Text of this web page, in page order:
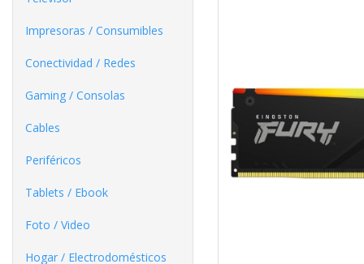
Impresoras / Consumibles
Conectividad / Redes
Gaming / Consolas
Cables
Periféricos
Tablets / Ebook
Foto / Video
Hogar / Electrodomésticos